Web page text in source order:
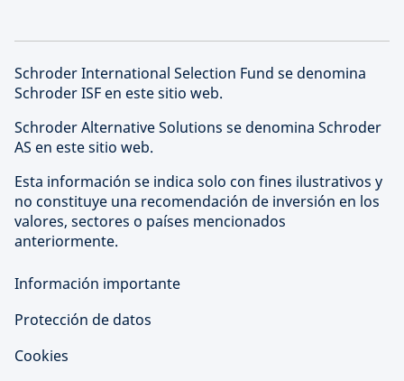
Schroder International Selection Fund se denomina
Schroder ISF en este sitio web.
Schroder Alternative Solutions se denomina Schroder
AS en este sitio web.
Esta información se indica solo con fines ilustrativos y
no constituye una recomendación de inversión en los
valores, sectores o países mencionados
anteriormente.
Información importante
Protección de datos
Cookies